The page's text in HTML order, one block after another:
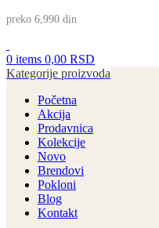
preko 6,990 din
0 items 0,00 RSD
Kategorije proizvoda
Početna
Akcija
Prodavnica
Kolekcije
Novo
Brendovi
Pokloni
Blog
Kontakt